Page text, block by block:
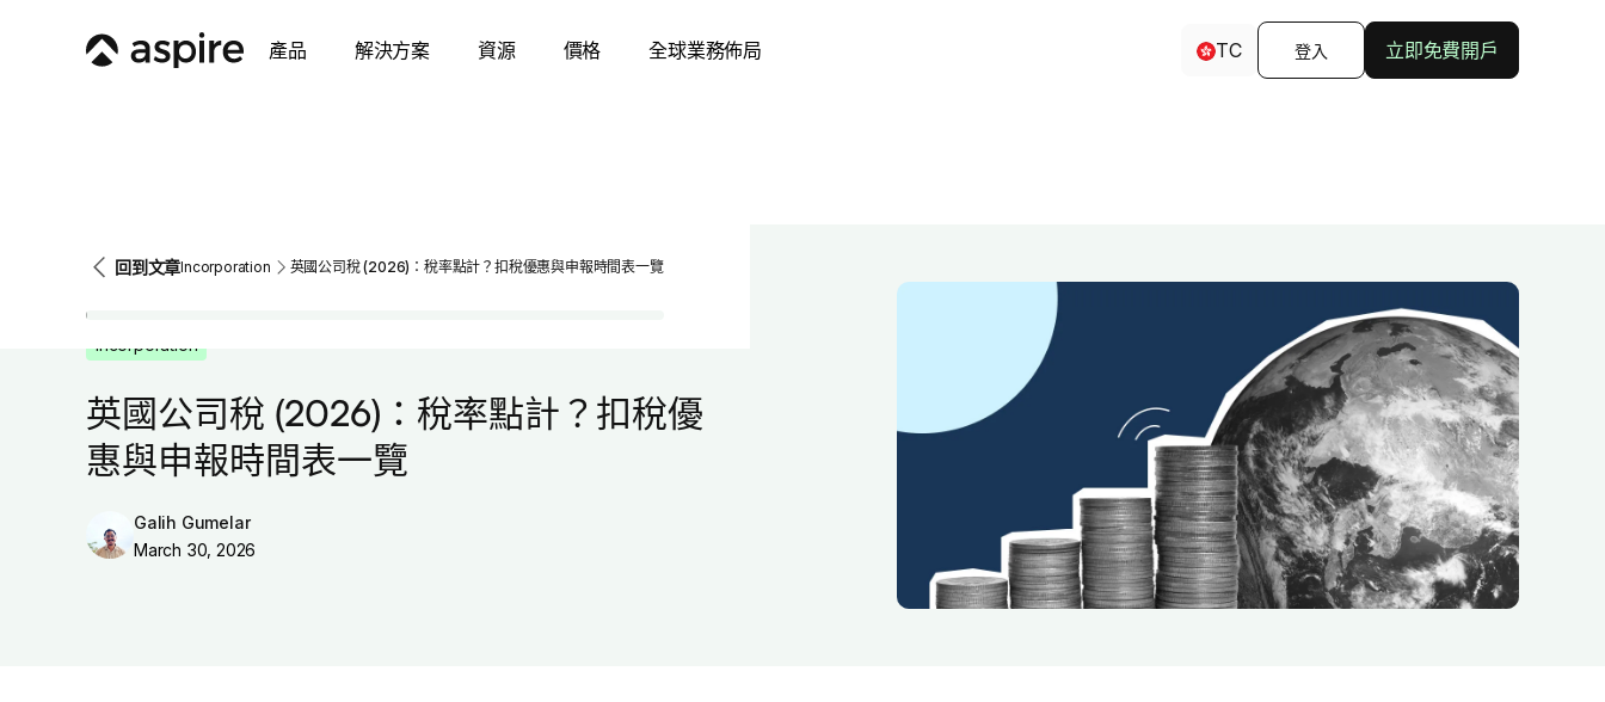
產品 解決方案 資源 價格 全球業務佈局 TC 登入 立即免費開戶
回到文章Incorporation 英國公司稅 (2026)：稅率點計？扣稅優惠與申報時間表一覽
Incorporation
英國公司稅 (2026)：稅率點計？扣稅優
惠與申報時間表一覽
Galih Gumelar
March 30, 2026